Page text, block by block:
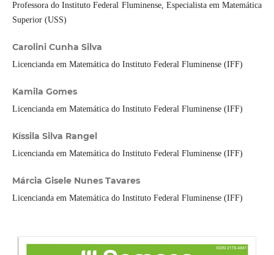
Professora do Instituto Federal Fluminense, Especialista em Matemática
Superior (USS)
Carolini Cunha Silva
Licencianda em Matemática do Instituto Federal Fluminense (IFF)
Kamila Gomes
Licencianda em Matemática do Instituto Federal Fluminense (IFF)
Kíssila Silva Rangel
Licencianda em Matemática do Instituto Federal Fluminense (IFF)
Márcia Gisele Nunes Tavares
Licencianda em Matemática do Instituto Federal Fluminense (IFF)